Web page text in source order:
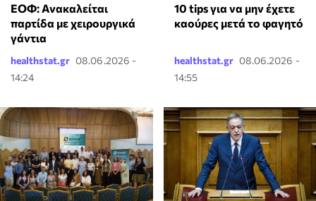
ΕΟΦ: Ανακαλείται
παρτίδα με χειρουργικά
γάντια
healthstat.gr 08.06.2026 -
14:24
10 tips για να μην έχετε
καούρες μετά το φαγητό
healthstat.gr 08.06.2026 -
14:55